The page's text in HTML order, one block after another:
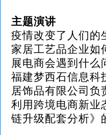
主题演讲
疫情改变了人们的
家居工艺品企业如
展电商会遇到什么
福建梦西石信息科
居饰品有限公司负
利用跨境电商新业
链升级配套分析》